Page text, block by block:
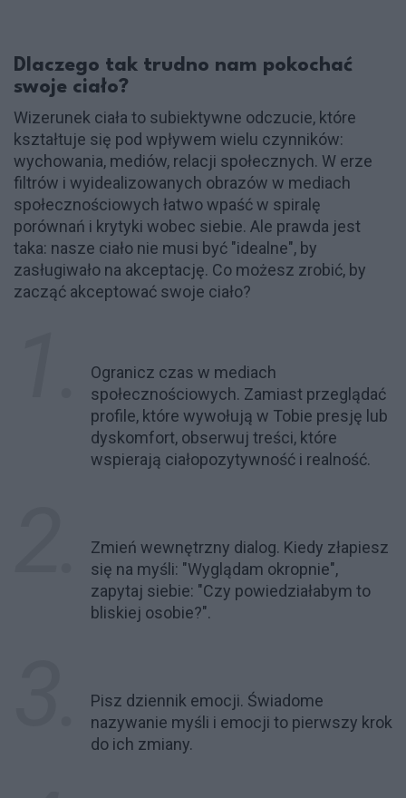
Dlaczego tak trudno nam pokochać
swoje ciało?
Wizerunek ciała to subiektywne odczucie, które
kształtuje się pod wpływem wielu czynników:
wychowania, mediów, relacji społecznych. W erze
filtrów i wyidealizowanych obrazów w mediach
społecznościowych łatwo wpaść w spiralę
porównań i krytyki wobec siebie. Ale prawda jest
taka: nasze ciało nie musi być "idealne", by
zasługiwało na akceptację. Co możesz zrobić, by
zacząć akceptować swoje ciało?
Ogranicz czas w mediach
społecznościowych. Zamiast przeglądać
profile, które wywołują w Tobie presję lub
dyskomfort, obserwuj treści, które
wspierają ciałopozytywność i realność.
Zmień wewnętrzny dialog. Kiedy złapiesz
się na myśli: "Wyglądam okropnie",
zapytaj siebie: "Czy powiedziałabym to
bliskiej osobie?".
Pisz dziennik emocji. Świadome
nazywanie myśli i emocji to pierwszy krok
do ich zmiany.